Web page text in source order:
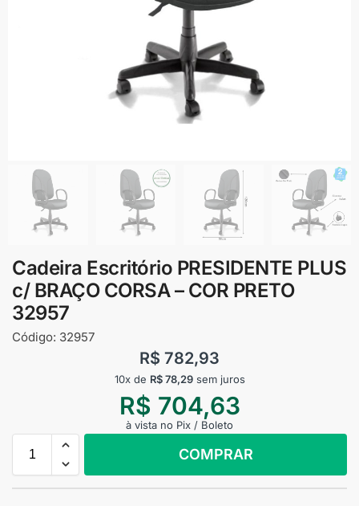
Cadeira Escritório PRESIDENTE PLUS
c/ BRAÇO CORSA – COR PRETO
32957
Código: 32957
R$ 782,93
10x de R$78,29 sem juros
R$ 704,63
à vista no Pix / Boleto
COMPRAR